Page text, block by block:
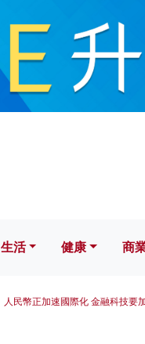
健康
生活 健康 商
人民幣正加速國際化 金融科技要